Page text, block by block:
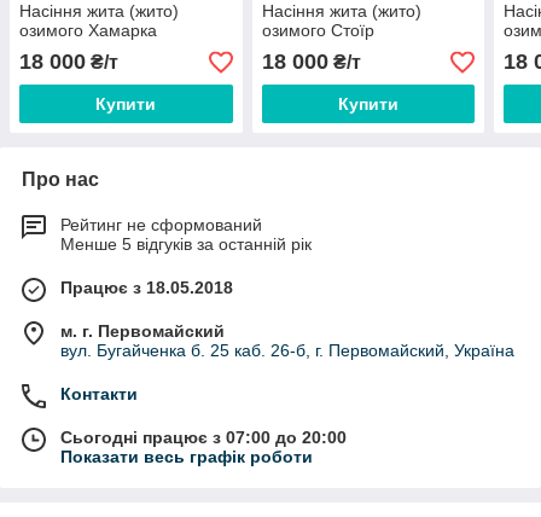
Насіння жита (жито)
озимого Хамарка
18 000 ₴/т
Купити
Насіння жита (жито)
озимого Стоїр
18 000₴/т
Купити
18
Про нас
Рейтинг не сформований
Менше 5 відгуків за останній рік
Працює з 18.05.2018
м. г. Первомайский
вул. Бугайченка б. 25 каб. 26-б, г. Первомайский, Україна
Контакти
Сьогодні працює з 07:00 до 20:00
Показати весь графік роботи